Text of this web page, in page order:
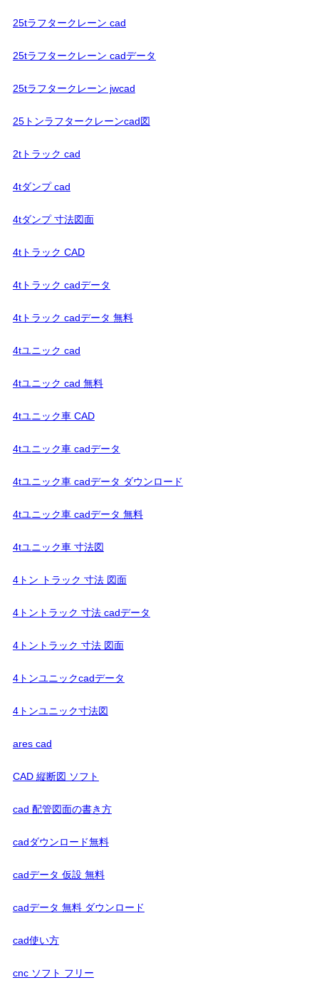
25tラフタークレーン cad
25tラフタークレーン cadデータ
25tラフタークレーン jwcad
25トンラフタークレーンcad図
2tトラック cad
4tダンプ cad
4tダンプ 寸法図面
4tトラック CAD
4tトラック cadデータ
4tトラック cadデータ 無料
4tユニック cad
4tユニック cad 無料
4tユニック車 CAD
4tユニック車 cadデータ
4tユニック車 cadデータ ダウンロード
4tユニック車 cadデータ 無料
4tユニック車 寸法図
4トン トラック 寸法 図面
4トントラック 寸法 cadデータ
4トントラック 寸法 図面
4トンユニックcadデータ
4トンユニック寸法図
ares cad
CAD 縦断図 ソフト
cad 配管図面の書き方
cadダウンロード無料
cadデータ 仮設 無料
cadデータ 無料 ダウンロード
cad使い方
cnc ソフト フリー